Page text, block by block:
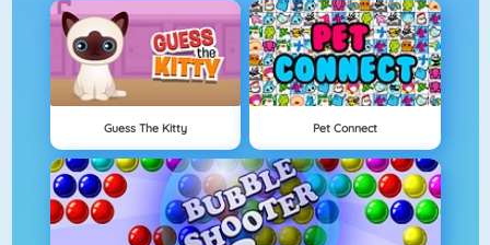
Guess The Kitty Pet Connect